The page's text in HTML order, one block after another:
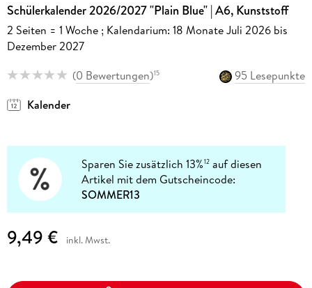
Schülerkalender 2026/2027 "Plain Blue" | A6, Kunststoff
2 Seiten = 1 Woche ; Kalendarium: 18 Monate Juli 2026 bis
Dezember 2027
(0 Bewertungen)15
95 Lesepunkte
Kalender
Sparen Sie zusätzlich 13%12 auf diesen
Artikel mit dem Gutscheincode:
SOMMER13
9,49 € inkl. Mwst.